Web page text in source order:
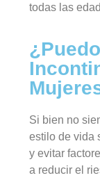
todas las
Si bien no
estilo de vida
y evitar
a reducir el